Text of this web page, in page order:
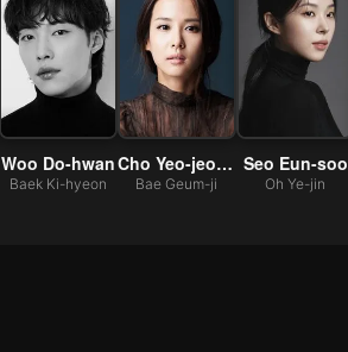
Woo Do-hwan
Baek Ki-hyeon
Cho Yeo-jeong
Bae Geum-ji
Seo Eun-soo
Oh Ye-jin